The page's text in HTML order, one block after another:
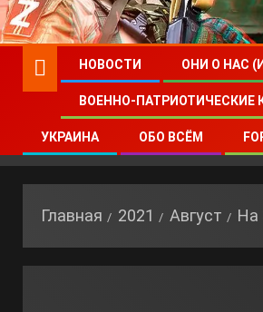
НОВОСТИ ОНИ О НАС
ВОЕННО-ПАТРИОТИЧЕСКИЕ
УКРАИНА ОБО ВСЁМ
Главная 2021 Август На